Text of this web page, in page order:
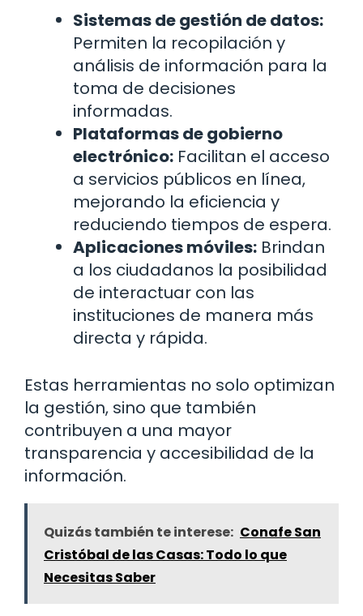
Sistemas de gestión de datos:
Permiten la recopilación y
análisis de información para la
toma de decisiones
informadas.
Plataformas de gobierno
electrónico: Facilitan el acceso
a servicios públicos en línea,
mejorando la eficiencia y
reduciendo tiempos de espera.
Aplicaciones móviles: Brindan
a los ciudadanos la posibilidad
de interactuar con las
instituciones de manera más
directa y rápida.
Estas herramientas no solo optimizan
la gestión, sino que también
contribuyen a una mayor
transparencia y accesibilidad de la
información.
Quizás también te interese: Conafe San
Cristóbal de las Casas: Todo lo que
Necesitas Saber